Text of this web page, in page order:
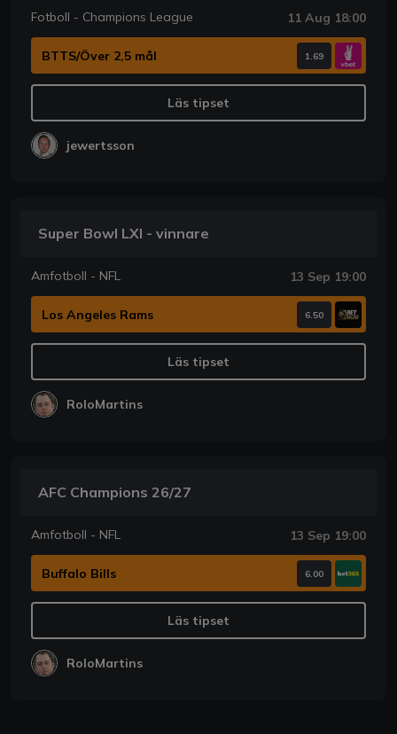
Fotboll - Champions League 11 Aug 18:00
BTTS/Över 2,5 mål 1.69
Läs tipset
jewertsson
Super Bowl LXI - vinnare
Amfotboll - NFL 13 Sep 19:00
Los Angeles Rams 6.50
Läs tipset
RoloMartins
AFC Champions 26/27
Amfotboll - NFL 13 Sep 19:00
Buffalo Bills 6.00
Läs tipset
RoloMartins